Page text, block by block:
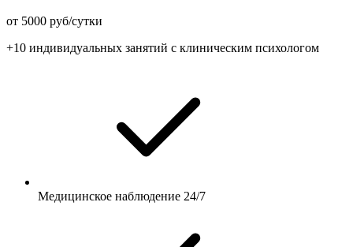
от 5000 руб/сутки
+10 индивидуальных занятий с клиническим психологом
Медицинское наблюдение 24/7